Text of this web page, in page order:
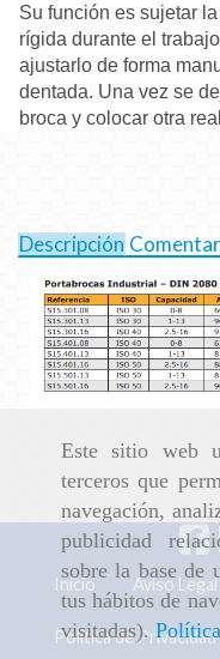
Este sitio web
terceros que
navegación,
publicidad
sobre la base de
tus hábitos de
visitadas).
Su función es sujetar
rígida durante el
ajustarlo de forma
dentada. Una vez se
broca y colocar otra
Descripción
Inicio Aviso Legal
Política de Privacidad